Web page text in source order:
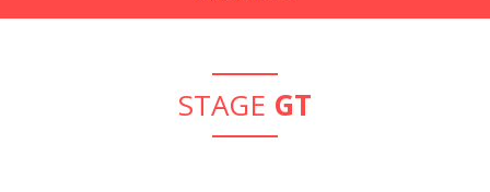
STAGE GT